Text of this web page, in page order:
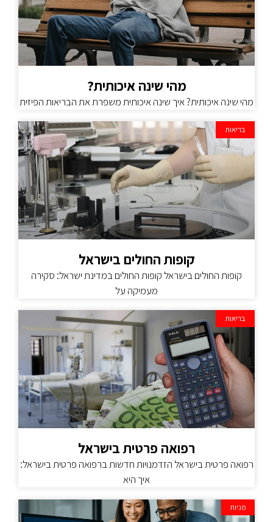
מהי שינה איכותית?
מהי שינה איכותית? איך שינה איכותית משפרת את הבריאות הפיזית
בריאות
קופות החולים בישראל
קופות החולים בישראל קופות החולים במדינת ישראל: סקירה
מעמיקה על
בריאות
רפואה פרטית בישראל
רפואה פרטית בישראל הזדמנויות חדשות ברפואה פרטית בישראל:
איך היא
מניות